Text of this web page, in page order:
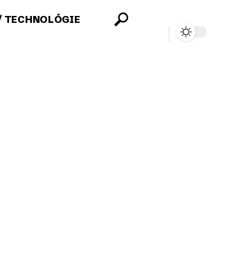
TECHNOLÓGIE